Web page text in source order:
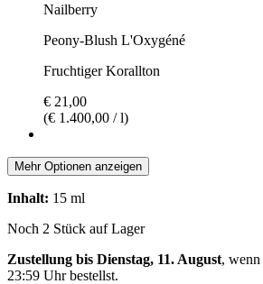
Nailberry
Peony-Blush L'Oxygéné
Fruchtiger Korallton
€ 21,00
(€ 1.400,00 / l)
Mehr Optionen anzeigen
Inhalt: 15 ml
Noch 2 Stück auf Lager
Zustellung bis Dienstag, 11. August,
23:59 Uhrbestellst.